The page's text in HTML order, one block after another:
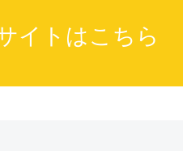
イトはこちら